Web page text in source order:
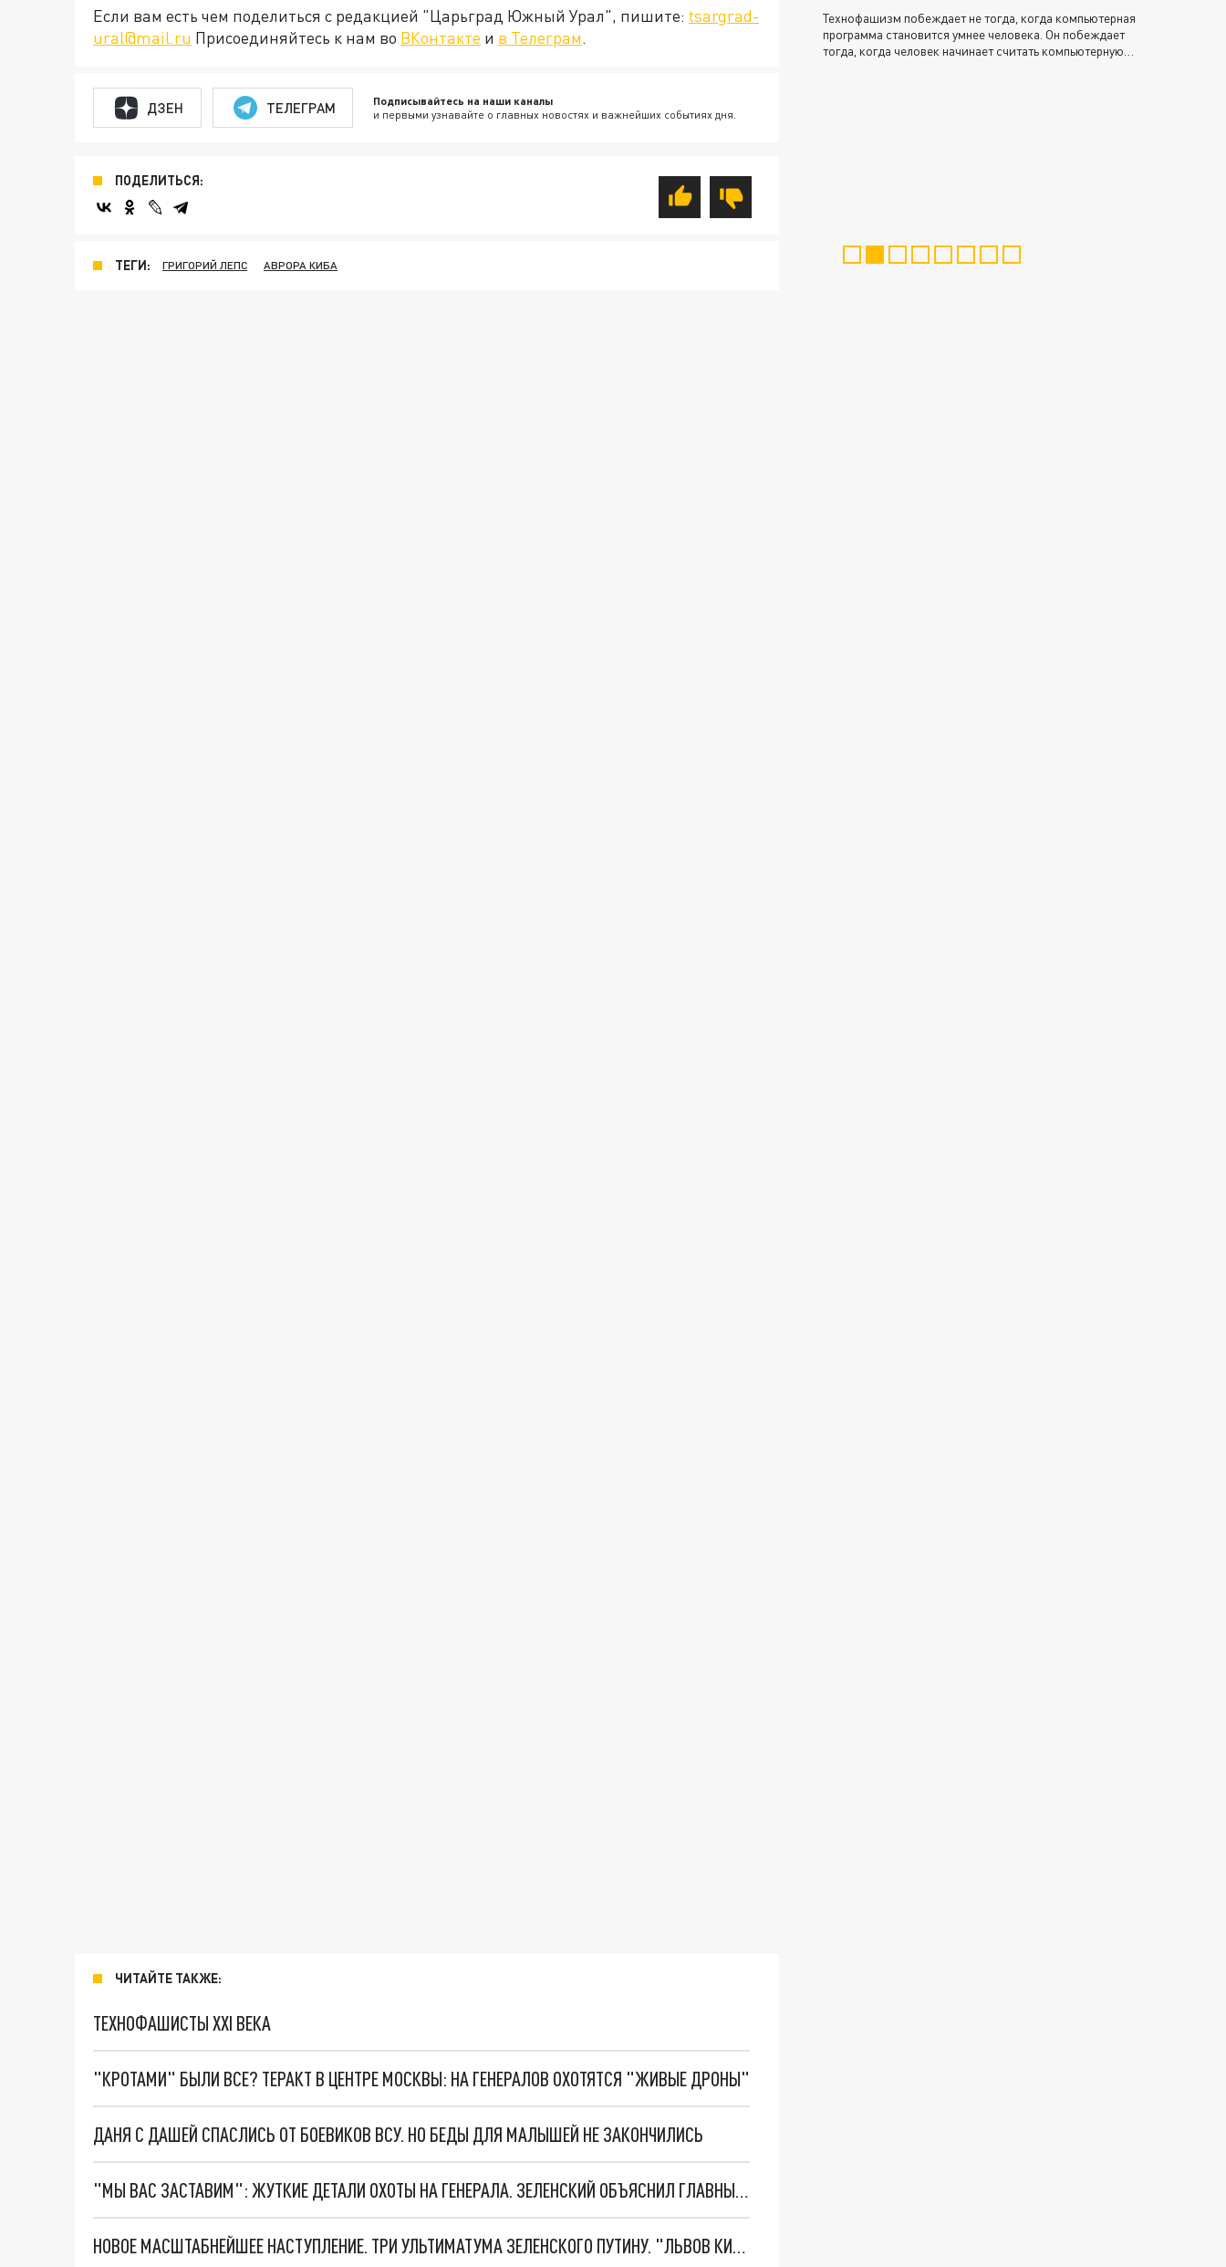
Если вам есть чем поделиться с редакцией "Царьград Южный Урал", пишите: tsargrad-
ural@mail.ru Присоединяйтесь к нам во ВКонтакте и в Телеграм.
ДЗЕН ТЕЛЕГРАМ Подписывайтесь на наши каналы
и первыми узнавайте о главных новостях и важнейших событиях дня.
ПОДЕЛИТЬСЯ:
ТЕГИ: ГРИГОРИЙ ЛЕПС АВРОРА КИБА
ЧИТАЙТЕ ТАКЖЕ:
ТЕХНОФАШИСТЫ XXI ВЕКА
"КРОТАМИ" БЫЛИ ВСЕ? ТЕРАКТ В ЦЕНТРЕ МОСКВЫ: НА ГЕНЕРАЛОВ ОХОТЯТСЯ "ЖИВЫЕ ДРОНЫ"
ДАНЯ С ДАШЕЙ СПАСЛИСЬ ОТ БОЕВИКОВ ВСУ. НО БЕДЫ ДЛЯ МАЛЫШЕЙ НЕ ЗАКОНЧИЛИСЬ
"МЫ ВАС ЗАСТАВИМ": ЖУТКИЕ ДЕТАЛИ ОХОТЫ НА ГЕНЕРАЛА. ЗЕЛЕНСКИЙ ОБЪЯСНИЛ ГЛАВНЫЙ СМЫСЛ ТЕРАКТА В ЦЕНТРЕ МОСКВЫ
НОВОЕ МАСШТАБНЕЙШЕЕ НАСТУПЛЕНИЕ. ТРИ УЛЬТИМАТУМА ЗЕЛЕНСКОГО ПУТИНУ. "ЛЬВОВ КИМА" ПОСТАВЯТ НА ПВО? ГЛОБАЛЬНЫЙ ПРОРЫВ ПОД ЗАПОРОЖЬЕМ
Технофашизм побеждает не тогда, когда компьютерная
программа становится умнее человека. Он побеждает
тогда, когда человек начинает считать компьютерную